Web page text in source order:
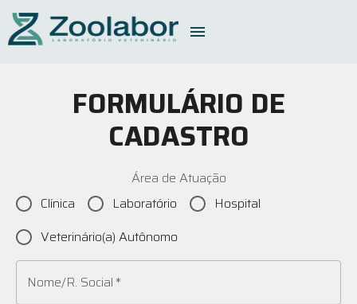
FORMULÁRIO DE
CADASTRO
Área de Atuação
Clínica
Laboratório
Hospital
Veterinário(a) Autônomo
Nome/R. Social*